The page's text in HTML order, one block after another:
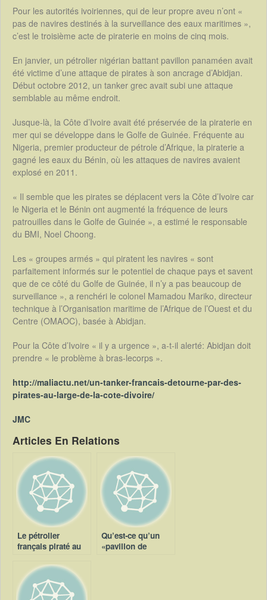
Pour les autorités ivoiriennes, qui de leur propre aveu n’ont «
pas de navires destinés à la surveillance des eaux maritimes »,
c’est le troisième acte de piraterie en moins de cinq mois.
En janvier, un pétrolier nigérian battant pavillon panaméen avait
été victime d’une attaque de pirates à son ancrage d’Abidjan.
Début octobre 2012, un tanker grec avait subi une attaque
semblable au même endroit.
Jusque-là, la Côte d’Ivoire avait été préservée de la piraterie en
mer qui se développe dans le Golfe de Guinée. Fréquente au
Nigeria, premier producteur de pétrole d’Afrique, la piraterie a
gagné les eaux du Bénin, où les attaques de navires avaient
explosé en 2011.
« Il semble que les pirates se déplacent vers la Côte d’Ivoire car
le Nigeria et le Bénin ont augmenté la fréquence de leurs
patrouilles dans le Golfe de Guinée », a estimé le responsable
du BMI, Noel Choong.
Les « groupes armés » qui piratent les navires « sont
parfaitement informés sur le potentiel de chaque pays et savent
que de ce côté du Golfe de Guinée, il n’y a pas beaucoup de
surveillance », a renchéri le colonel Mamadou Mariko, directeur
technique à l’Organisation maritime de l’Afrique de l’Ouest et du
Centre (OMAOC), basée à Abidjan.
Pour la Côte d’Ivoire « il y a urgence », a-t-il alerté: Abidjan doit
prendre « le problème à bras-lecorps ».
http://maliactu.net/un-tanker-francais-detourne-par-des-
pirates-au-large-de-la-cote-divoire/
JMC
Articles En Relations
Le pétrolier
français piraté au
libéré
Qu’est-ce qu’un
«pavillon de